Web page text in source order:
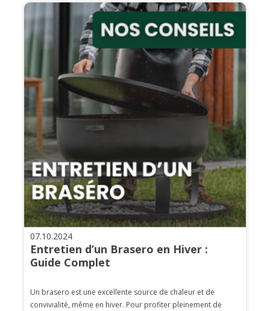
07.10.2024
Entretien d’un Brasero en Hiver :
Guide Complet
Un brasero est une excellente source de chaleur et de
convivialité, même en hiver. Pour profiter pleinement de